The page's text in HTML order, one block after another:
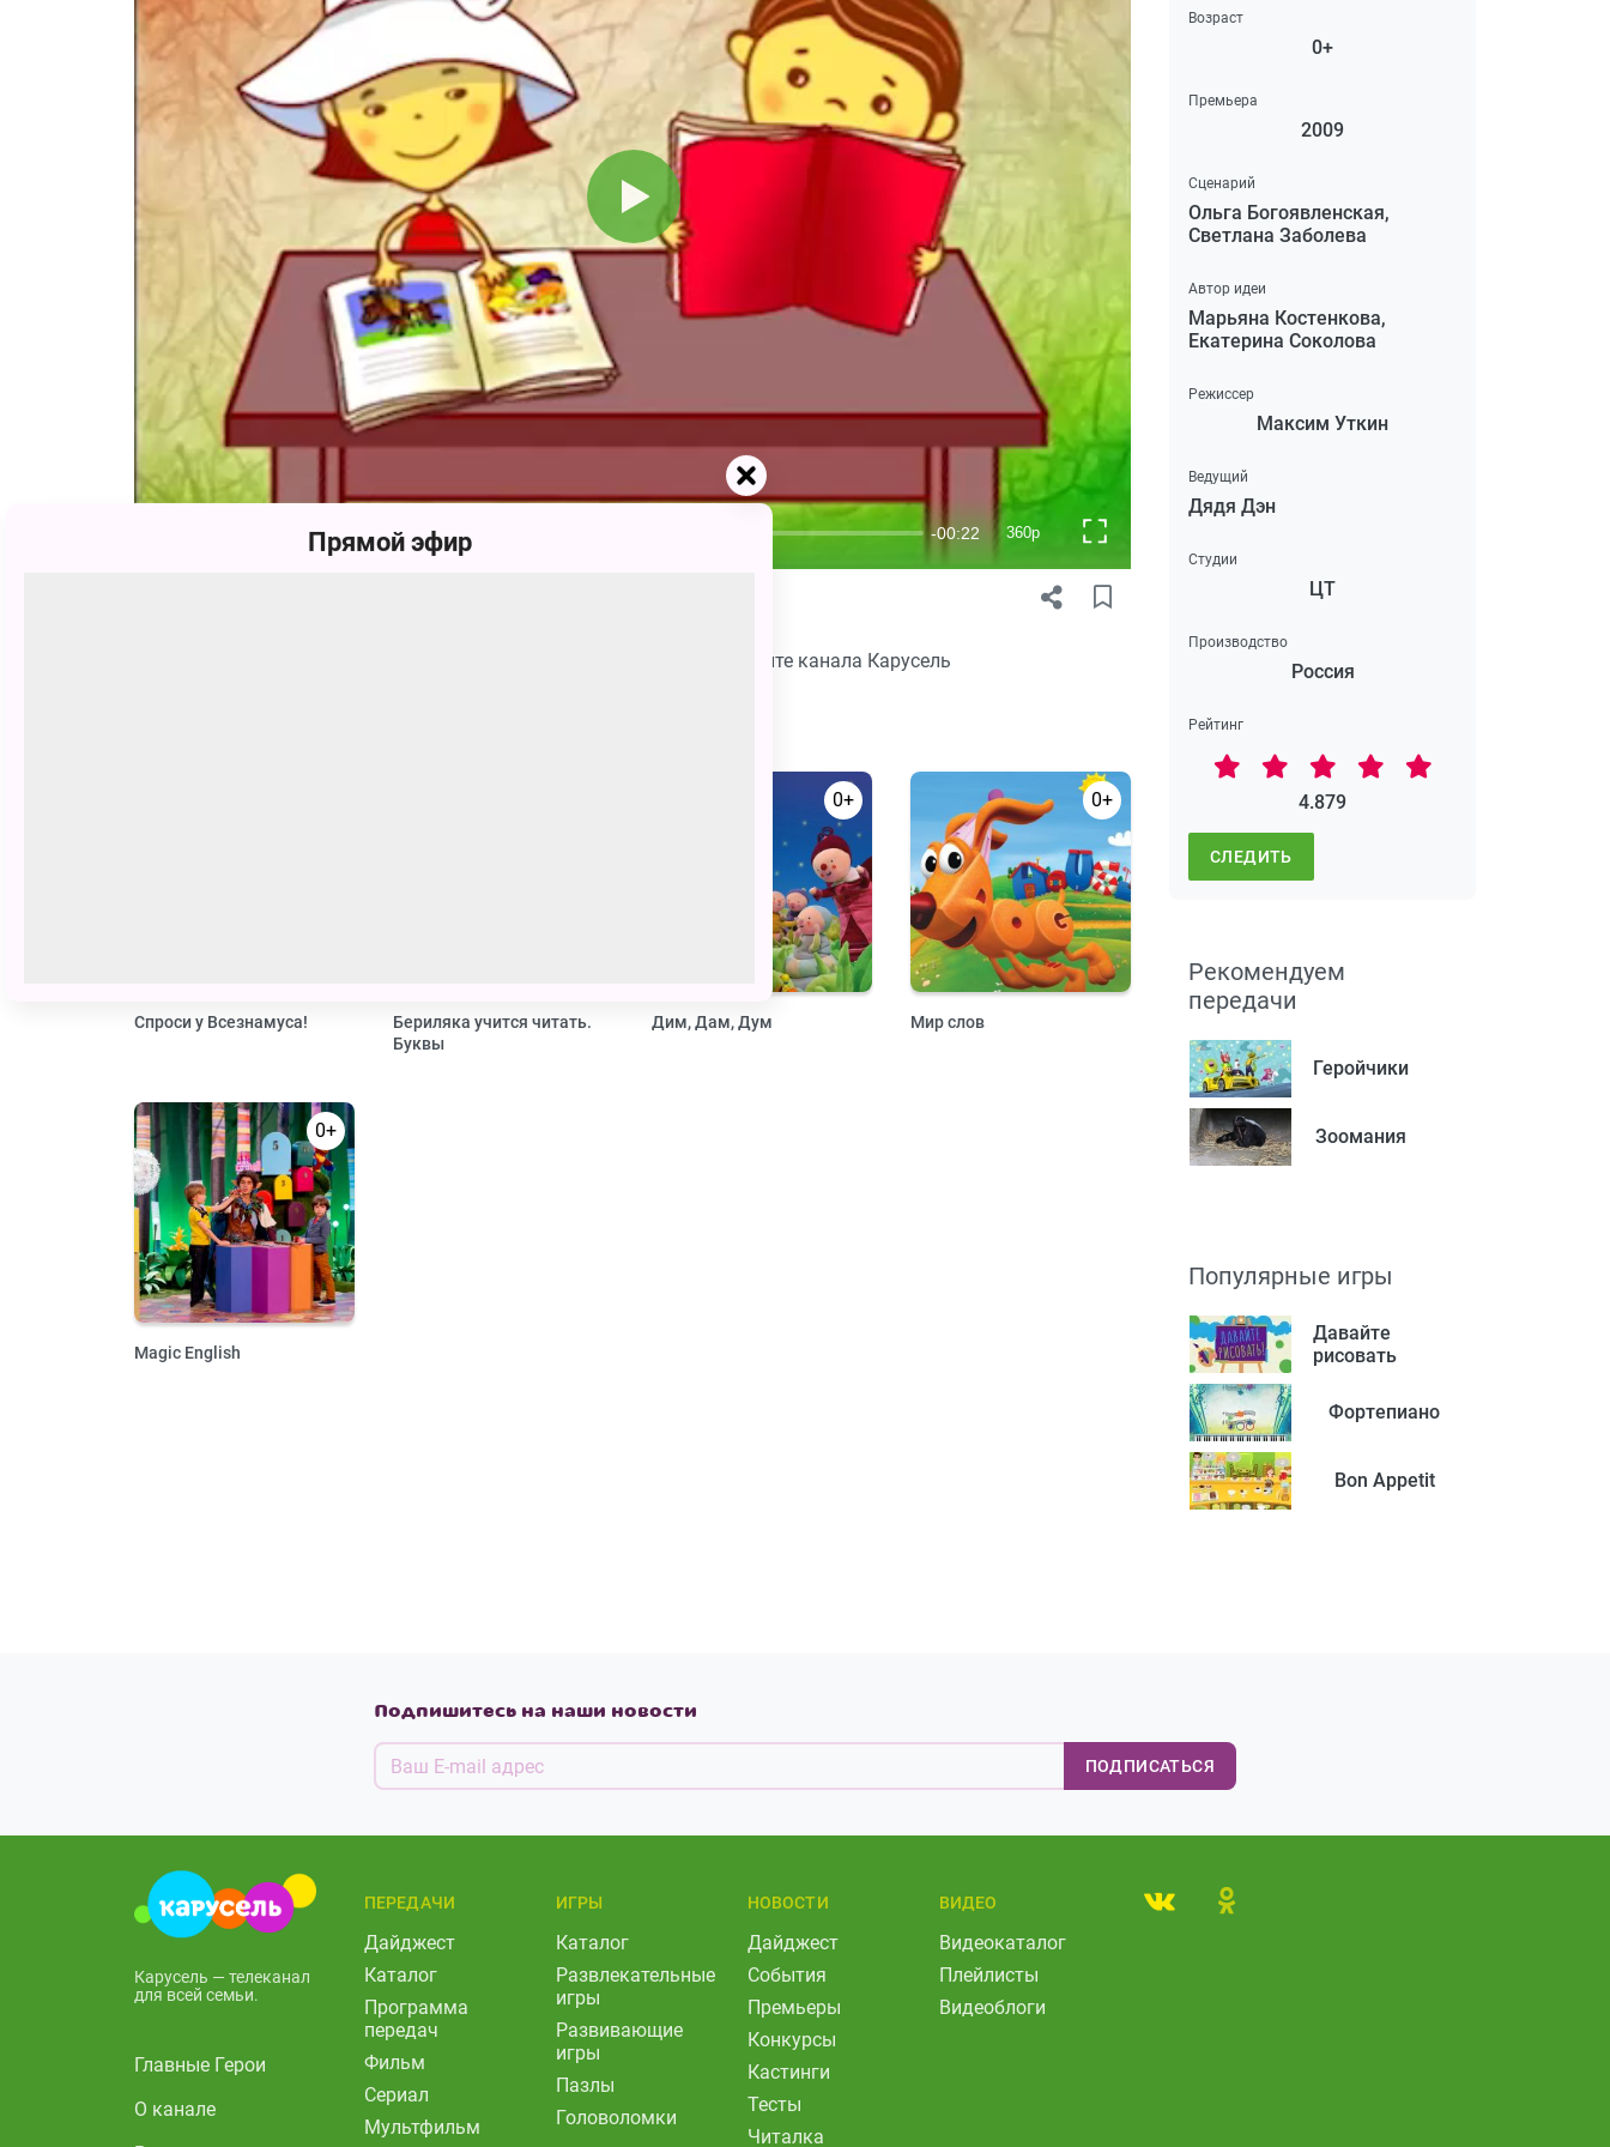
Смотрите Телешоу Funny English бесплатно в хорошем качестве на сайте канала Карусель
Спроси у Всезнамуса!
Бериляка учится читать.
Буквы
0+
Дим, Дам, Дум
0+
Мир слов
0+
Magic English
Возраст
0+
Премьера
2009
Сценарий
Ольга Богоявленская,
Светлана Заболева
Автор идеи
Марьяна Костенкова,
Екатерина Соколова
Режиссер
Максим Уткин
Ведущий
Дядя Дэн
Студии
ЦТ
Производство
Россия
Рейтинг
4.879
СЛЕДИТЬ
Рекомендуем
передачи
Геройчики
Зоомания
Популярные игры
Давайте
рисовать
Фортепиано
Bon Appetit
Подпишитесь на наши новости
ПОДПИСАТЬСЯ
Карусель — телеканал
для всей семьи.
Главные Герои
О канале
ПЕРЕДАЧИ
Дайджест
Каталог
Программа
передач
Фильм
Сериал
Мультфильм
ИГРЫ
Каталог
Развлекательные
игры
Развивающие
игры
Пазлы
Головоломки
НОВОСТИ
Дайджест
События
Премьеры
Конкурсы
Кастинги
Тесты
Читалка
ВИДЕО
Видеокаталог
Плейлисты
Видеоблоги
Прямой эфир